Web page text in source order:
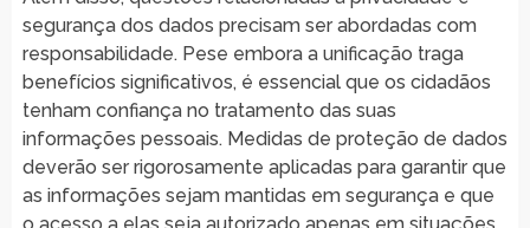
segurança dos dados precisam ser abordadas com
responsabilidade. Pese embora a unificação traga
benefícios significativos, é essencial que os cidadãos
tenham confiança no tratamento das suas
informações pessoais. Medidas de proteção de dados
deverão ser rigorosamente aplicadas para garantir que
as informações sejam mantidas em segurança e que
o acesso a elas seja autorizado apenas em situações